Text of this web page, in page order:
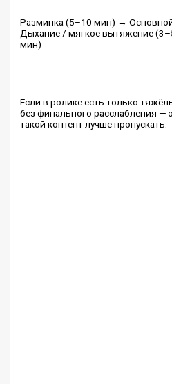
Разминка (5–10 мин) →
Дыхание / мягкое вытяжение
мин)
Если в ролике есть только
без финального расслабления —
такой контент лучше пропускать.
---